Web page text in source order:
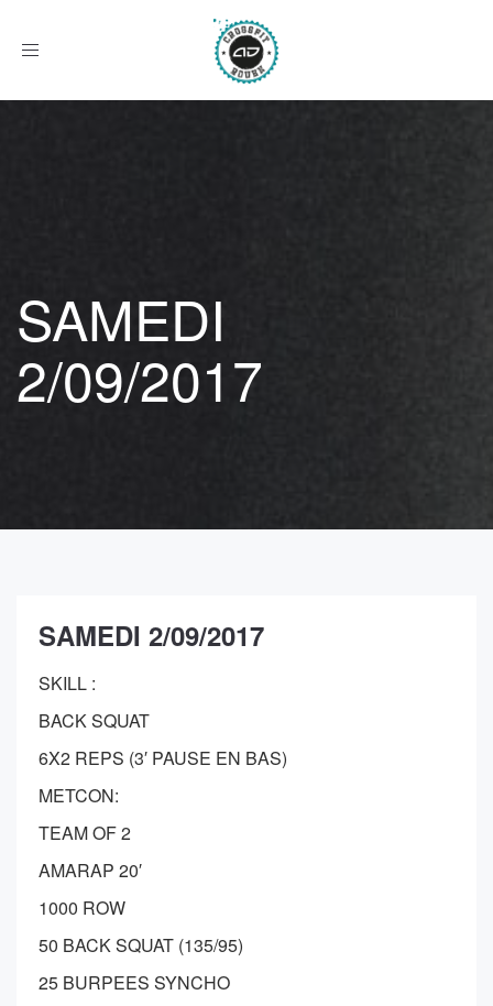
Afficher
SAMEDI
2/09/2017
SAMEDI 2/09/2017
SKILL :
BACK SQUAT
6X2 REPS (3′ PAUSE EN BAS)
METCON:
TEAM OF 2
AMARAP 20′
1000 ROW
50 BACK SQUAT (135/95)
25 BURPEES SYNCHO